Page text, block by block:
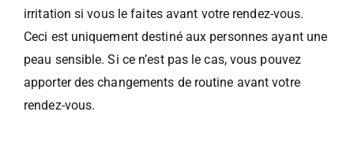
irritation si vous le faites avant votre rendez-vous.
Ceci est uniquement destiné aux personnes ayant une
peau sensible. Si ce n’est pas le cas, vous pouvez
apporter des changements de routine avant votre
rendez-vous.